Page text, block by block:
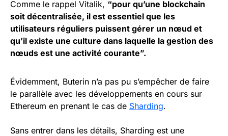
Comme le rappel Vitalik, “pour qu’une blockchain
soit décentralisée, il est essentiel que les
utilisateurs réguliers puissent gérer un nœud et
qu’il existe une culture dans laquelle la gestion des
nœuds est une activité courante”.
Évidemment, Buterin n’a pas pu s’empêcher de faire
le parallèle avec les développements en cours sur
Ethereum en prenant le cas de Sharding.
Sans entrer dans les détails, Sharding est une